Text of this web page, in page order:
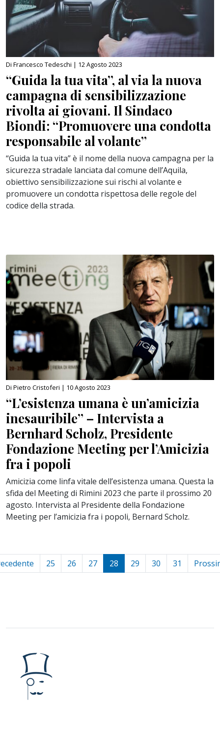
Di Francesco Tedeschi | 12 Agosto 2023
“Guida la tua vita”, al via la nuova
campagna di sensibilizzazione
rivolta ai giovani. Il Sindaco
Biondi: “Promuovere una condotta
responsabile al volante”
“Guida la tua vita” è il nome della nuova campagna per la
sicurezza stradale lanciata dal comune dell’Aquila,
obiettivo sensibilizzazione sui rischi al volante e
promuovere un condotta rispettosa delle regole del
codice della strada.
Di Pietro Cristoferi | 10 Agosto 2023
“L’esistenza umana è un’amicizia
inesauribile” – Intervista a
Bernhard Scholz, Presidente
Fondazione Meeting per l’Amicizia
fra i popoli
Amicizia come linfa vitale dell’esistenza umana. Questa la
sfida del Meeting di Rimini 2023 che parte il prossimo 20
agosto. Intervista al Presidente della Fondazione
Meeting per l’amicizia fra i popoli, Bernard Scholz.
25 26 27 28 29 30 31